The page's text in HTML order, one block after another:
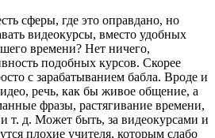
сферы, где это оправдано, но
видеокурсы, вместо удобных
времени? Нет ничего,
подобных курсов. Скорее
с зарабатыванием бабла. Вроде и
речь, как бы живое общение, а
фразы, растягивание времени,
т. д. Может быть, за видеокурсами и
плохие учителя, которым слабо